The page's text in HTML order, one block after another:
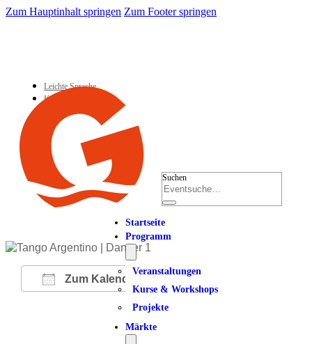
Zum Hauptinhalt springen Zum Footer springen
Leichte Sprache
Kontakt
Suchen
Startseite
Programm
Veranstaltungen
Kurse & Workshops
Projekte
Märkte
Zum Kalender hinzufügen
ICS herunterladen
Google Kalender
iCalendarOffice 365